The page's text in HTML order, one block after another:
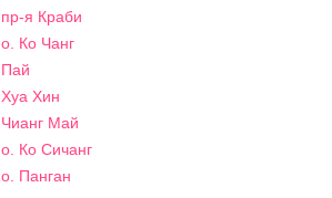
пр-я Краби
о. Ко Чанг
Пай
Хуа Хин
Чианг Май
о. Ко Сичанг
о. Панган